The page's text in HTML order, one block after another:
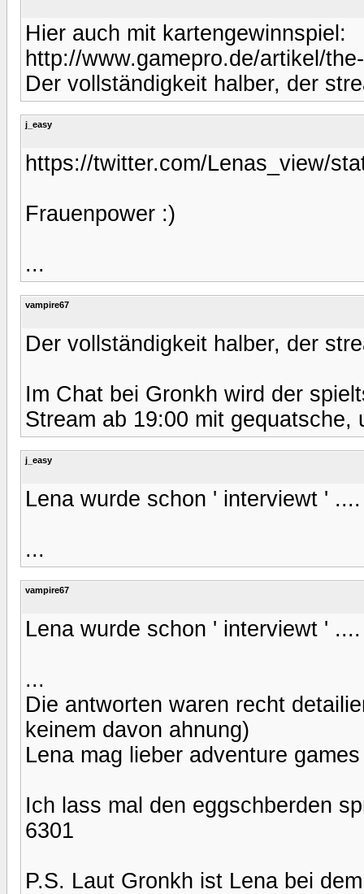
Hier auch mit kartengewinnspiel:
http://www.gamepro.de/artikel/
Der vollständigkeit halber, der
j_easy
https://twitter.com/Lenas_view/
Frauenpower :)
...
vampire67
Der vollständigkeit halber, der
Im Chat bei Gronkh wird der
Stream ab 19:00 mit
j_easy
Lena wurde schon ' interviewt ' ....
...
vampire67
Lena wurde schon ' interviewt ' ....
...
Die antworten waren recht
keinem davon ahnung)
Lena mag lieber adventure
Ich lass mal den eggschberden
6301
P.S. Laut Gronkh ist Lena bei